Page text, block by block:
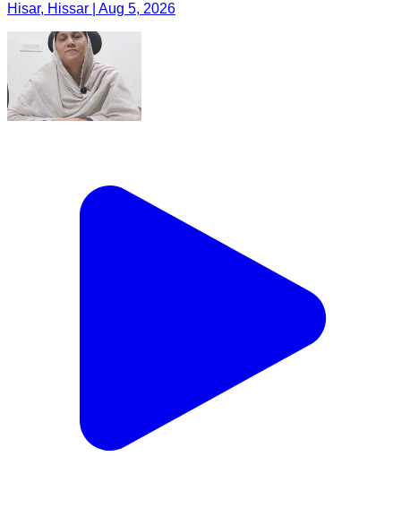
Hisar, Hissar | Aug 5, 2026